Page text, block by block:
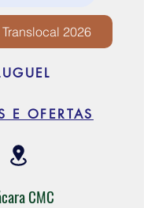
2026
E OFERTAS
CMC